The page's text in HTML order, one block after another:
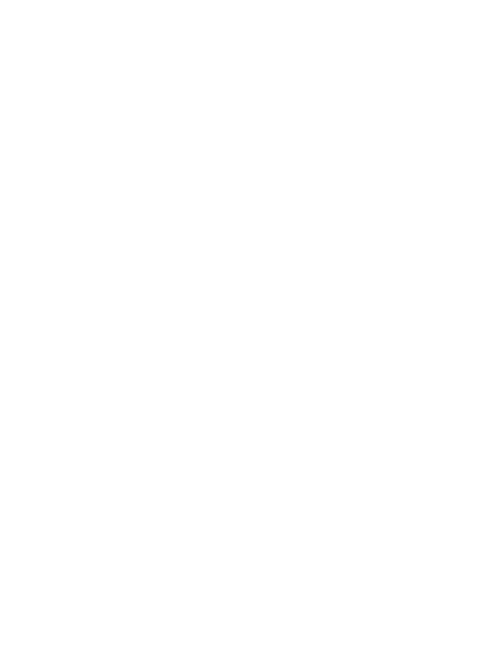
ていただ
ださい。
販売店・
願いしま
登録され
同利用者
了承くだ
タル酸ジブチ
りません。
対応品が
月12日よ
等」とい
の製造装
します。
ン制御